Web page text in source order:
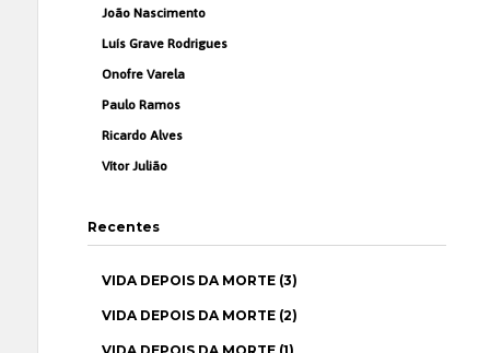
João Nascimento
Luís Grave Rodrigues
Onofre Varela
Paulo Ramos
Ricardo Alves
Vítor Julião
Recentes
VIDA DEPOIS DA MORTE (3)
VIDA DEPOIS DA MORTE (2)